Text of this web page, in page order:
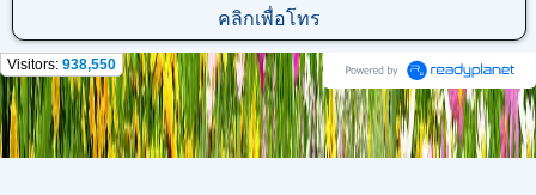
คลิกเพื่อโทร
Visitors: 938,550